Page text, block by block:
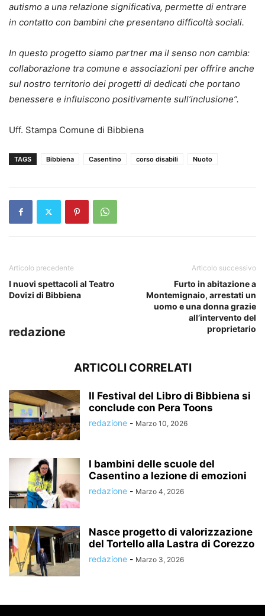
autismo a una relazione significativa, permette di entrare
in contatto con bambini che presentano difficoltà sociali.
In questo progetto siamo partner ma il senso non cambia:
collaborazione tra comune e associazioni per offrire anche
sul nostro territorio dei progetti di dedicati che portano
benessere e influiscono positivamente sull’inclusione”.
Uff. Stampa Comune di Bibbiena
TAGS Bibbiena Casentino corso disabili Nuoto
Articolo precedente
I nuovi spettacoli al Teatro
Dovizi di Bibbiena
Articolo successivo
Furto in abitazione a
Montemignaio, arrestati un
uomo e una donna grazie
all’intervento del
proprietario
redazione
ARTICOLI CORRELATI
Il Festival del Libro di Bibbiena si
conclude con Pera Toons
redazione - Marzo 10, 2026
I bambini delle scuole del
Casentino a lezione di emozioni
redazione - Marzo 4, 2026
Nasce progetto di valorizzazione
del Tortello alla Lastra di Corezzo
redazione - Marzo 3, 2026